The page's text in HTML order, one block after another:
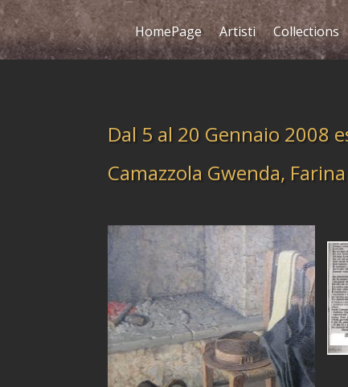
HomePage Artisti Collections
Dal 5 al 20 Gennaio 2008
Camazzola Gwenda,